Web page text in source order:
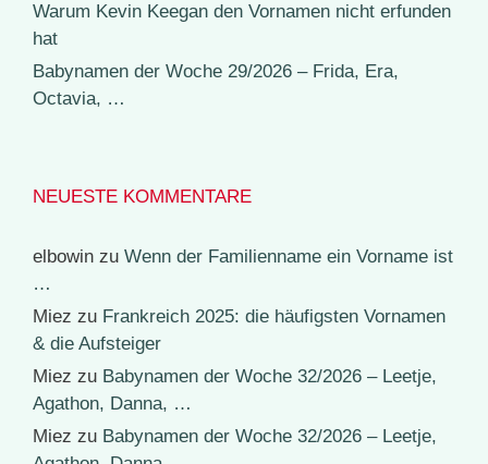
Warum Kevin Keegan den Vornamen nicht erfunden
hat
Babynamen der Woche 29/2026 – Frida, Era,
Octavia, …
NEUESTE KOMMENTARE
elbowin zu Wenn der Familienname ein Vorname ist
…
Miez zu Frankreich 2025: die häufigsten Vornamen
& die Aufsteiger
Miez zu Babynamen der Woche 32/2026 – Leetje,
Agathon, Danna, …
Miez zu Babynamen der Woche 32/2026 – Leetje,